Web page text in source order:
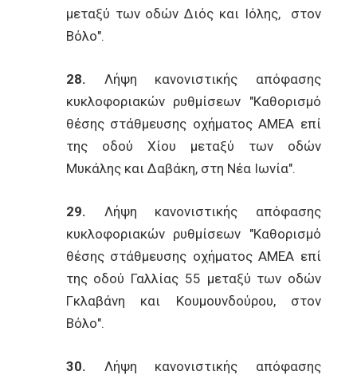
μεταξύ των οδών Διός και Ιόλης, στον
Βόλο".
28. Λήψη κανονιστικής απόφασης
κυκλοφοριακών ρυθμίσεων "Καθορισμό
θέσης στάθμευσης οχήματος ΑΜΕΑ επί
της οδού Χίου μεταξύ των οδών
Μυκάλης και Δαβάκη, στη Νέα Ιωνία".
29. Λήψη κανονιστικής απόφασης
κυκλοφοριακών ρυθμίσεων "Καθορισμό
θέσης στάθμευσης οχήματος ΑΜΕΑ επί
της οδού Γαλλίας 55 μεταξύ των οδών
Γκλαβάνη και Κουμουνδούρου, στον
Βόλο".
30. Λήψη κανονιστικής απόφασης